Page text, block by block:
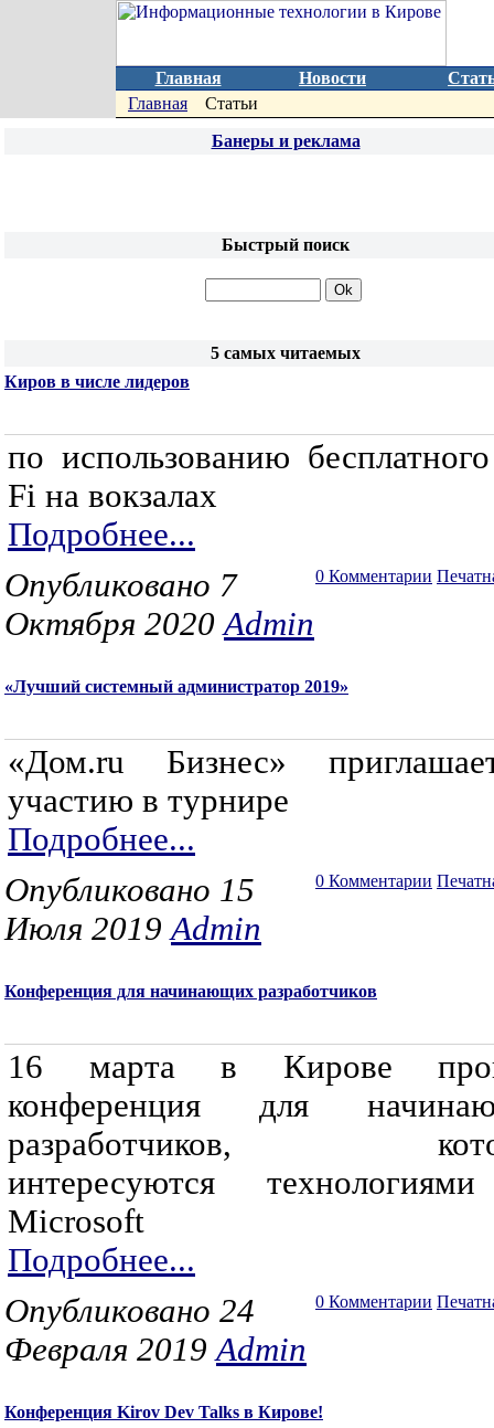
Главная Новости
Главная
Статьи
Банеры и реклама
Быстрый поиск
5 самых читаемых
Киров в числе лидеров
по использованию
Fi на вокзалах
Подробнее...
0 Комментарии
Опубликовано 7
Октября 2020Admin
«Лучший системный администратор 2019»
«Дом.ru Бизнес»
участию в турнире
Подробнее...
0 Комментарии
Опубликовано 15
Июля 2019Admin
Конференция для начинающих разработчиков
16 марта в Кирове
конференция для
разработчиков,
интересуются
Microsoft
Подробнее...
0 Комментарии
Опубликовано 24
Февраля 2019Admin
Конференция Kirov Dev Talks в Кирове!